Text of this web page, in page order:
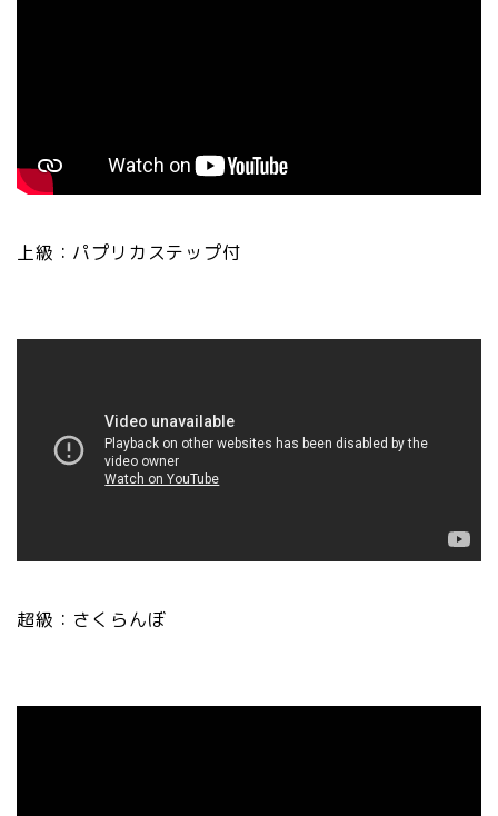
上級：パプリカステップ付
超級：さくらんぼ